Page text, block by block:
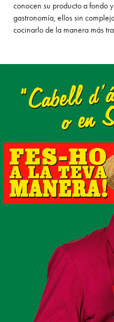
conocen su producto a fondo
gastronomía, ellos sin
cocinarlo de la manera más